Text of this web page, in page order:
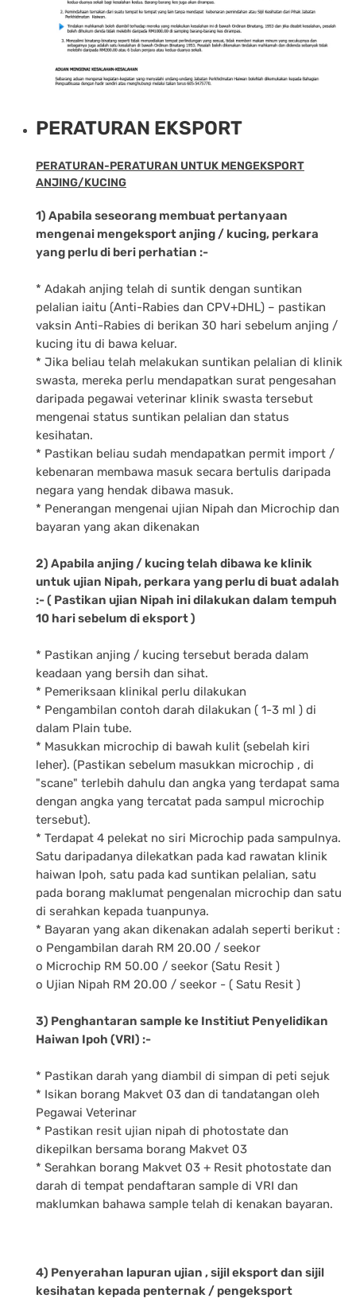
PERATURAN EKSPORT
PERATURAN-PERATURAN UNTUK MENGEKSPORT
ANJING/KUCING
1) Apabila seseorang membuat pertanyaan
mengenai mengeksport anjing / kucing, perkara
yang perlu di beri perhatian :-
* Adakah anjing telah di suntik dengan suntikan
pelalian iaitu (Anti-Rabies dan CPV+DHL) – pastikan
vaksin Anti-Rabies di berikan 30 hari sebelum anjing /
kucing itu di bawa keluar.
* Jika beliau telah melakukan suntikan pelalian di klinik
swasta, mereka perlu mendapatkan surat pengesahan
daripada pegawai veterinar klinik swasta tersebut
mengenai status suntikan pelalian dan status
kesihatan.
* Pastikan beliau sudah mendapatkan permit import /
kebenaran membawa masuk secara bertulis daripada
negara yang hendak dibawa masuk.
* Penerangan mengenai ujian Nipah dan Microchip dan
bayaran yang akan dikenakan
2) Apabila anjing / kucing telah dibawa ke klinik
untuk ujian Nipah, perkara yang perlu di buat adalah
:- ( Pastikan ujian Nipah ini dilakukan dalam tempuh
10 hari sebelum di eksport )
* Pastikan anjing / kucing tersebut berada dalam
keadaan yang bersih dan sihat.
* Pemeriksaan klinikal perlu dilakukan
* Pengambilan contoh darah dilakukan ( 1-3 ml ) di
dalam Plain tube.
* Masukkan microchip di bawah kulit (sebelah kiri
leher). (Pastikan sebelum masukkan microchip , di
"scane" terlebih dahulu dan angka yang terdapat sama
dengan angka yang tercatat pada sampul microchip
tersebut).
* Terdapat 4 pelekat no siri Microchip pada sampulnya.
Satu daripadanya dilekatkan pada kad rawatan klinik
haiwan Ipoh, satu pada kad suntikan pelalian, satu
pada borang maklumat pengenalan microchip dan satu
di serahkan kepada tuanpunya.
* Bayaran yang akan dikenakan adalah seperti berikut :
o Pengambilan darah RM 20.00 / seekor
o Microchip RM 50.00 / seekor (Satu Resit )
o Ujian Nipah RM 20.00 / seekor - ( Satu Resit )
3) Penghantaran sample ke Institiut Penyelidikan
Haiwan Ipoh (VRI) :-
* Pastikan darah yang diambil di simpan di peti sejuk
* Isikan borang Makvet 03 dan di tandatangan oleh
Pegawai Veterinar
* Pastikan resit ujian nipah di photostate dan
dikepilkan bersama borang Makvet 03
* Serahkan borang Makvet 03 + Resit photostate dan
darah di tempat pendaftaran sample di VRI dan
maklumkan bahawa sample telah di kenakan bayaran.
4) Penyerahan lapuran ujian , sijil eksport dan sijil
kesihatan kepada penternak / pengeksport